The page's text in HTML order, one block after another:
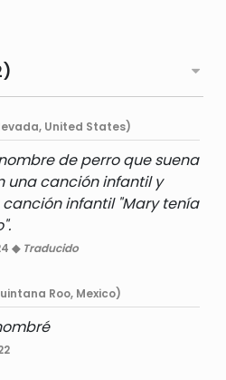
United States)
de perro que suena
una canción infantil y
infantil "Mary tenía
◆ Traducido
Roo, Mexico)